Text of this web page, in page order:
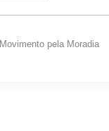
Movimento pela Moradia